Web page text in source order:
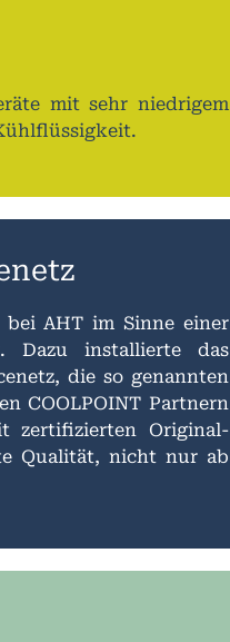
mit sehr niedrigem
bei AHT im Sinne einer
Dazu installierte das
die so genannten
COOLPOINT Partnern
zertifizierten Original-
Qualität, nicht nur ab